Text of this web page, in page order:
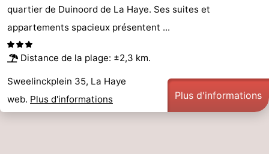
quartier de Duinoord de La Haye. Ses suites et
appartements spacieux présentent ...
Distance de la plage: ±2,3 km.
Sweelinckplein 35, La Haye
web. Plus d'informations Plus d'informations